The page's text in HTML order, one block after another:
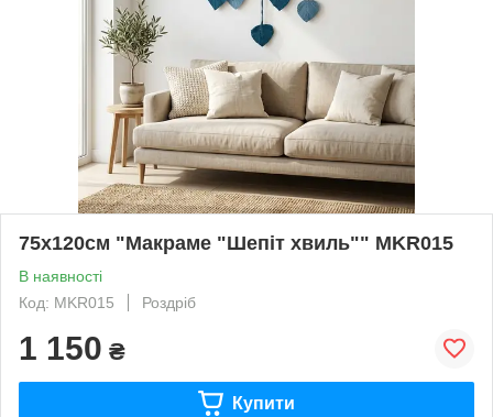
75x120см "Макраме "Шепіт хвиль"" MKR015
В наявності
Код: MKR015
Роздріб
1 150 ₴
Купити